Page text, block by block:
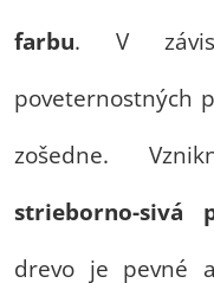
farbu. V
poveternostných
zošedne.
strieborno-sivá
drevo je pevné